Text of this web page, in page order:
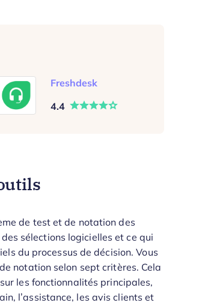
Freshdesk
4.4
de test et de notation des
sélections logicielles et ce qui
du processus de décision. Vous
notation selon sept critères. Cela
les fonctionnalités principales,
l’assistance, les avis clients et